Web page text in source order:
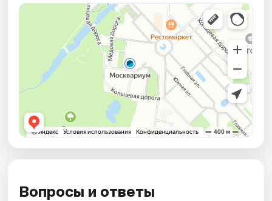
Вопросы и ответы